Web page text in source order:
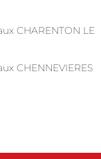
CHARENTON LE
CHENNEVIERES